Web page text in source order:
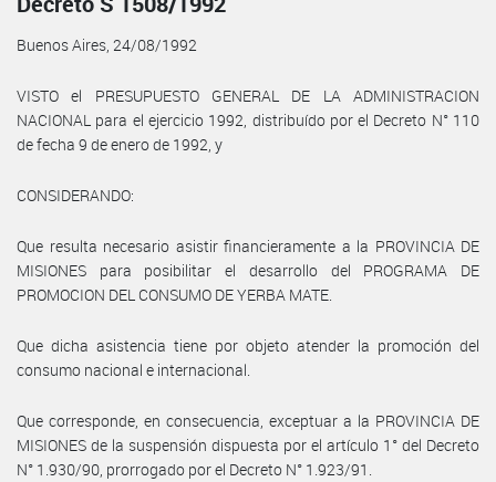
Buenos Aires, 24/08/1992
VISTO el PRESUPUESTO GENERAL DE LA ADMINISTRACION
NACIONAL para el ejercicio 1992, distribuído por el Decreto N° 110
de fecha 9 de enero de 1992, y
CONSIDERANDO:
Que resulta necesario asistir financieramente a la PROVINCIA DE
MISIONES para posibilitar el desarrollo del PROGRAMA DE
PROMOCION DEL CONSUMO DE YERBA MATE.
Que dicha asistencia tiene por objeto atender la promoción del
consumo nacional e internacional.
Que corresponde, en consecuencia, exceptuar a la PROVINCIA DE
MISIONES de la suspensión dispuesta por el artículo 1° del Decreto
N° 1.930/90, prorrogado por el Decreto N° 1.923/91.